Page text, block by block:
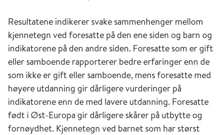
Resultatene indikerer svake sammenhenger mellom
kjennetegn ved foresatte på den ene siden og barn og
indikatorene på den andre siden. Foresatte som er gift
eller samboende rapporterer bedre erfaringer enn de
som ikke er gift eller samboende, mens foresatte med
høyere utdanning gir dårligere vurderinger på
indikatorene enn de med lavere utdanning. Foresatte
født i Øst-Europa gir dårligere skårer på utbytte og
fornøydhet. Kjennetegn ved barnet som har størst